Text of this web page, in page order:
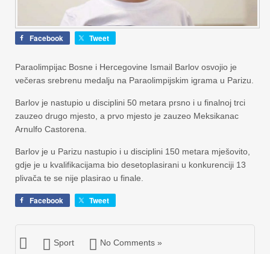
Facebook Tweet
Paraolimpijac Bosne i Hercegovine Ismail Barlov osvojio je
večeras srebrenu medalju na Paraolimpijskim igrama u Parizu.
Barlov je nastupio u disciplini 50 metara prsno i u finalnoj trci
zauzeo drugo mjesto, a prvo mjesto je zauzeo Meksikanac
Arnulfo Castorena.
Barlov je u Parizu nastupio i u disciplini 150 metara mješovito,
gdje je u kvalifikacijama bio desetoplasirani u konkurenciji 13
plivača te se nije plasirao u finale.
Facebook Tweet
Sport No Comments »